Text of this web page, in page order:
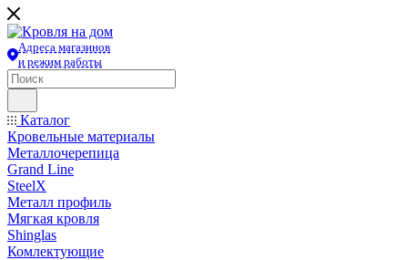
Адреса магазинов
и режим работы
Каталог
Кровельные материалы
Металлочерепица
Grand Line
SteelX
Металл профиль
Мягкая кровля
Shinglas
Комлектующие